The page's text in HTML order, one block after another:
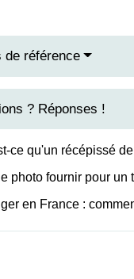
de référence
? Réponses !
ce qu'un récépissé
photo fournir pour un
en France :